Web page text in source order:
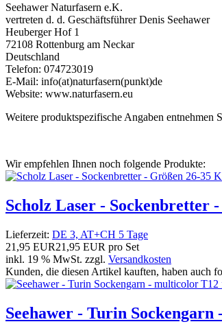
Seehawer Naturfasern e.K.
vertreten d. d. Geschäftsführer Denis Seehawer
Heuberger Hof 1
72108 Rottenburg am Neckar
Deutschland
Telefon: 074723019
E-Mail: info(at)naturfasern(punkt)de
Website: www.naturfasern.eu
Weitere produktspezifische Angaben entnehmen
Wir empfehlen Ihnen noch folgende Produkte:
Scholz Laser - Sockenbretter
Lieferzeit: DE 3, AT+CH 5 Tage
21,95 EUR21,95 EUR pro Set
inkl. 19 % MwSt. zzgl. Versandkosten
Kunden, die diesen Artikel kauften, haben auch
Seehawer - Turin